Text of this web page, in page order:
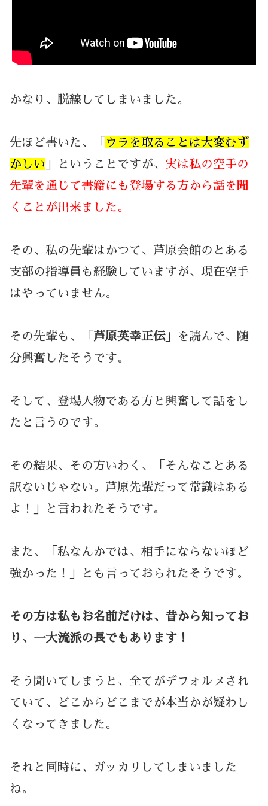
かなり、脱線してしまいました。
先ほど書いた、「 ウラを取ることは大変むず
かしい 」ということですが、 実は私の空手の
先輩を通じて書籍にも登場する方から話を聞
くことが出来ました。
その、私の先輩はかつて、芦原会館のとある
支部の指導員も経験していますが、現在空手
はやっていません。
その先輩も、「 芦原英幸正伝」を読んで、随
分興奮したそうです。
そして、登場人物である方と興奮して話をし
たと言うのです。
その結果、その方いわく、「そんなことある
訳ないじゃない。芦原先輩だって常識はある
よ！」と言われたそうです。
また、「私なんかでは、相手にならないほど
強かった！」とも言っておられたそうです。
その方は私もお名前だけは、昔から知ってお
り、一大流派の長でもあります！
そう聞いてしまうと、全てがデフォルメされ
ていて、どこからどこまでが本当かが疑わし
くなってきました。
それと同時に、ガッカリしてしまいました
ね。